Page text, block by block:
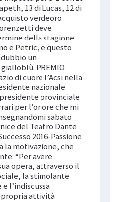
13 di Lucas, 12 di
verdeoro
deve
della stagione
e Petric, e questo
un
PREMIO
di cuore l’Acsi nella
nazionale
provinciale
per l’onore che mi
sabato
del Teatro Dante
2016-Passione
la motivazione, che
“Per avere
opera, attraverso il
la stimolante
l’indiscussa
attività